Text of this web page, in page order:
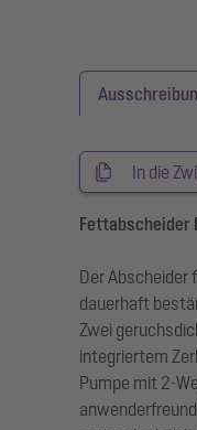
In die
Fettabscheider
Der
dauerhaft
Zwei
integriertem
Pumpe mit 2-